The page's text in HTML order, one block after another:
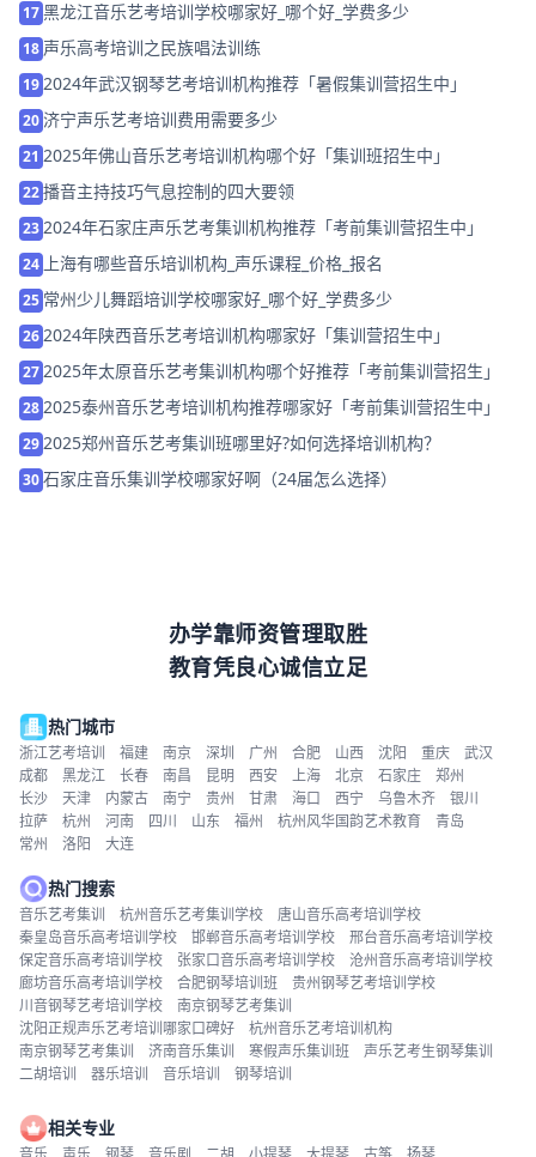
17黑龙江音乐艺考培训学校哪家好_哪个好_学费多少
18 声乐高考培训之民族唱法训练
192024年武汉钢琴艺考培训机构推荐「暑假集训营招生中」
20 济宁声乐艺考培训费用需要多少
21 2025年佛山音乐艺考培训机构哪个好「集训班招生中」
22播音主持技巧气息控制的四大要领
232024年石家庄声乐艺考集训机构推荐「考前集训营招生中」
24 上海有哪些音乐培训机构_声乐课程_价格_报名
25 常州少儿舞蹈培训学校哪家好_哪个好_学费多少
262024年陕西音乐艺考培训机构哪家好「集训营招生中」
272025年太原音乐艺考集训机构哪个好推荐「考前集训营招生」
282025泰州音乐艺考培训机构推荐哪家好「考前集训营招生中」
292025郑州音乐艺考集训班哪里好?如何选择培训机构？
30石家庄音乐集训学校哪家好啊（24届怎么选择）
办学靠师资管理取胜
教育凭良心诚信立足
热门城市
浙江艺考培训 福建 南京 深圳 广州 合肥 山西 沈阳 重庆
武汉
成都
黑龙江 长春 南昌 昆明 西安 上海 北京 石家庄
郑州
长沙
天津 内蒙古 南宁 贵州 甘肃 海口 西宁 乌鲁木齐
银川
拉萨
杭州 河南 四川 山东 福州 杭州风华国韵艺术教育
青岛
常州
洛阳 大连
热门搜索
音乐艺考集训 杭州音乐艺考集训学校
唐山音乐高考培训学校
秦皇岛音乐高考培训学校
邯郸音乐高考培训学校
邢台音乐高考培训学校
保定音乐高考培训学校
张家口音乐高考培训学校
沧州音乐高考培训学校
廊坊音乐高考培训学校
合肥钢琴培训班
贵州钢琴艺考培训学校
川音钢琴艺考培训学校
南京钢琴艺考集训
沈阳正规声乐艺考培训哪家口碑好
杭州音乐艺考培训机构
南京钢琴艺考集训
济南音乐集训 寒假声乐集训班
声乐艺考生钢琴集训
二胡培训
器乐培训 音乐培训 钢琴培训
相关专业